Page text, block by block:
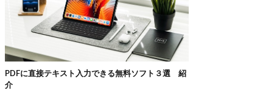
PDFに直接テキスト入力できる無料ソフト３選 紹
介